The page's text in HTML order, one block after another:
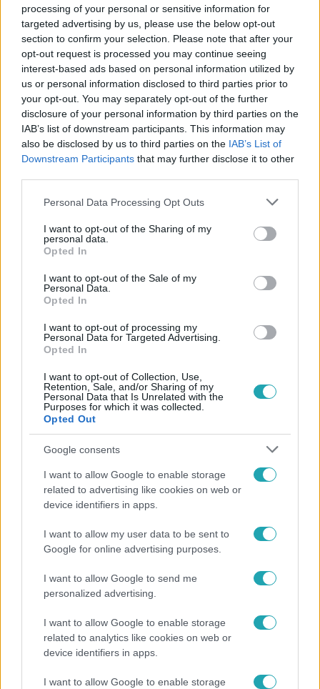
processing of your personal or sensitive information for
targeted advertising by us, please use the below opt-out
section to confirm your selection. Please note that after your
opt-out request is processed you may continue seeing
interest-based ads based on personal information utilized by
us or personal information disclosed to third parties prior to
your opt-out. You may separately opt-out of the further
disclosure of your personal information by third parties on the
IAB’s list of downstream participants. This information may
also be disclosed by us to third parties on the IAB’s List of
Downstream Participants that may further disclose it to other
Please note that this website/app uses one or more Google
not limited to your visit or usage behaviour. You may click to
grant or deny consent to Google and its third-party tags to
use your data for below specified purposes in below Google
consent section.
Personal Data Processing Opt Outs
I want to opt-out of the Sharing of my
personal data.
Opted In
I want to opt-out of the Sale of my
Personal Data.
Opted In
I want to opt-out of processing my
Personal Data for Targeted Advertising.
Opted In
I want to opt-out of Collection, Use,
Retention, Sale, and/or Sharing of my
Personal Data that Is Unrelated with the
Purposes for which it was collected.
Opted Out
Google consents
I want to allow Google to enable storage
related to advertising like cookies on web or
device identifiers in apps.
I want to allow my user data to be sent to
Google for online advertising purposes.
I want to allow Google to send me
personalized advertising.
I want to allow Google to enable storage
related to analytics like cookies on web or
device identifiers in apps.
I want to allow Google to enable storage
Kövess minket, és értesülj a friss hírekről a
Facebookon is!
Követem
VALÓVILÁG #ADÁSRÉSZLETEK #VALÓVILÁG11
# 11. ÉVAD
SZAKÍTÁS #BARÁTNŐ
Népszerű
"Nem beszélek már vele évek óta" - Édesapja
kitagadta Nagy Zsoltot